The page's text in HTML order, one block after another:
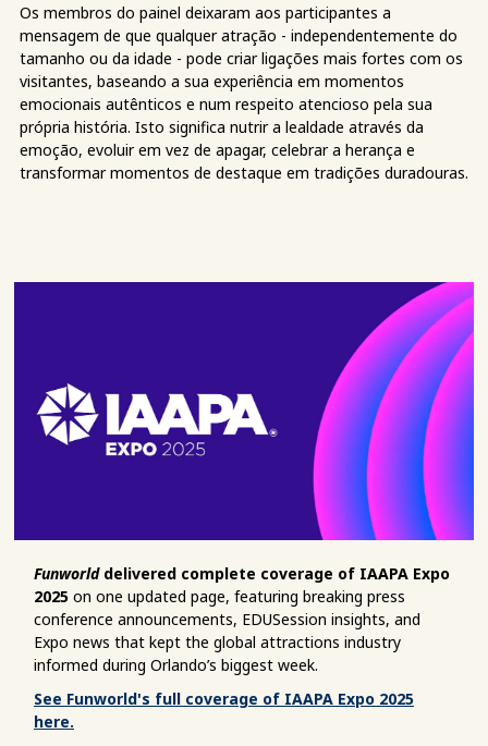
Os membros do painel deixaram aos participantes a
mensagem de que qualquer atração - independentemente do
tamanho ou da idade - pode criar ligações mais fortes com os
visitantes, baseando a sua experiência em momentos
emocionais autênticos e num respeito atencioso pela sua
própria história. Isto significa nutrir a lealdade através da
emoção, evoluir em vez de apagar, celebrar a herança e
transformar momentos de destaque em tradições duradouras.
Funworlddelivered complete coverage of IAAPA Expo
2025 on one updated page, featuring breaking press
conference announcements, EDUSession insights, and
Expo news that kept the global attractions industry
informed during Orlando’s biggest week.
See Funworld's full coverage of IAAPA Expo 2025
here.